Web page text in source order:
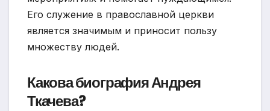
Его служение в православной церкви
является значимым и приносит пользу
множеству людей.
Какова биография Андрея
Ткачева?